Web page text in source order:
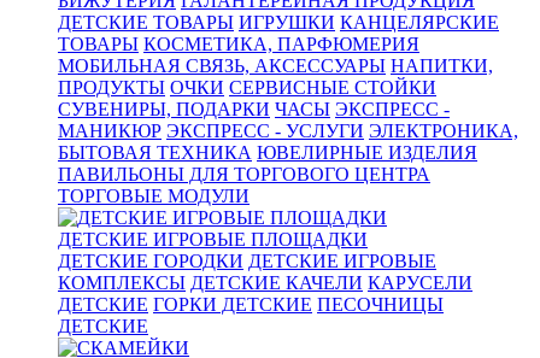
ДЕТСКИЕ ТОВАРЫ ИГРУШКИ КАНЦЕЛЯРСКИЕ
ТОВАРЫ КОСМЕТИКА, ПАРФЮМЕРИЯ
МОБИЛЬНАЯ СВЯЗЬ, АКСЕССУАРЫ НАПИТКИ,
ПРОДУКТЫ ОЧКИ СЕРВИСНЫЕ СТОЙКИ
СУВЕНИРЫ, ПОДАРКИ ЧАСЫ ЭКСПРЕСС -
МАНИКЮР ЭКСПРЕСС - УСЛУГИ ЭЛЕКТРОНИКА,
БЫТОВАЯ ТЕХНИКА ЮВЕЛИРНЫЕ ИЗДЕЛИЯ
ПАВИЛЬОНЫ ДЛЯ ТОРГОВОГО ЦЕНТРА
ТОРГОВЫЕ МОДУЛИ
ДЕТСКИЕ ИГРОВЫЕ ПЛОЩАДКИ
ДЕТСКИЕ ГОРОДКИ ДЕТСКИЕ ИГРОВЫЕ
КОМПЛЕКСЫ ДЕТСКИЕ КАЧЕЛИ КАРУСЕЛИ
ДЕТСКИЕ ГОРКИ ДЕТСКИЕ ПЕСОЧНИЦЫ
ДЕТСКИЕ